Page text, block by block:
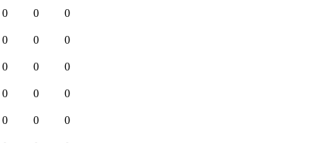
0 0 0
0 0 0
0 0 0
0 0 0
0 0 0